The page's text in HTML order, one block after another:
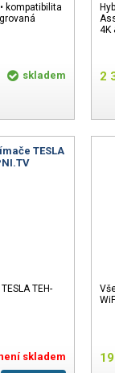
kompatibilita
skladem
4K
2
TESLA
TEH-
skladem